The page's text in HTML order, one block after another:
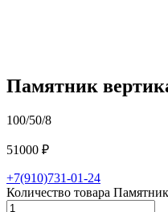
Памятник
100/50/8
51000 ₽
+7(910)731-01-24
Количество товара